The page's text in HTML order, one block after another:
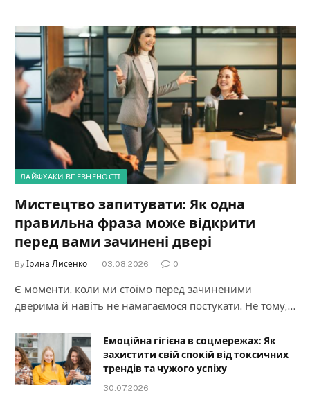
ЛАЙФХАКИ ВПЕВНЕНОСТІ
Мистецтво запитувати: Як одна
правильна фраза може відкрити
перед вами зачинені двері
By Ірина Лисенко 03.08.2026 0
Є моменти, коли ми стоїмо перед зачиненими
дверима й навіть не намагаємося постукати. Не тому,…
Емоційна гігієна в соцмережах: Як
захистити свій спокій від токсичних
трендів та чужого успіху
30.07.2026